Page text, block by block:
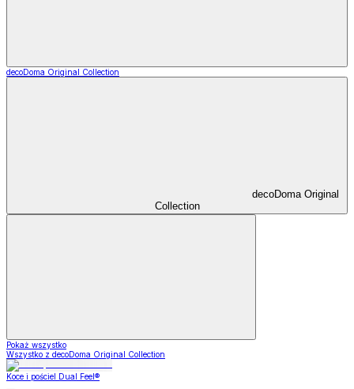
decoDoma Original Collection
decoDoma Original
Collection
Pokaż wszystko
Wszystko z decoDoma Original Collection
Koce i pościel Dual Feel®